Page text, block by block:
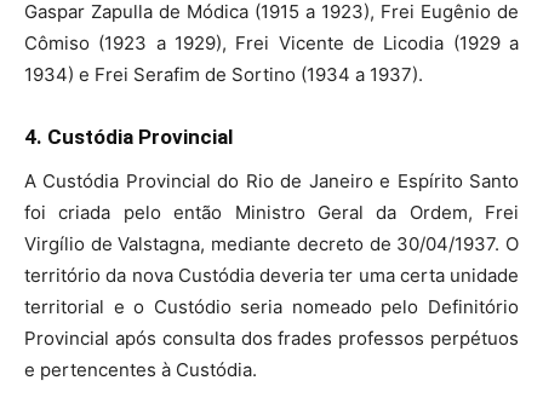
Gaspar Zapulla de Módica (1915 a 1923), Frei Eugênio de
Cômiso (1923 a 1929), Frei Vicente de Licodia (1929 a
1934) e Frei Serafim de Sortino (1934 a 1937).
4. Custódia Provincial
A Custódia Provincial do Rio de Janeiro e Espírito Santo
foi criada pelo então Ministro Geral da Ordem, Frei
Virgílio de Valstagna, mediante decreto de 30/04/1937. O
território da nova Custódia deveria ter uma certa unidade
territorial e o Custódio seria nomeado pelo Definitório
Provincial após consulta dos frades professos perpétuos
e pertencentes à Custódia.